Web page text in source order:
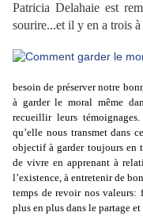
Patricia Delahaie est
sourire...et il y en a trois à
besoin de préserver notre
à garder le moral même
recueillir leurs
qu’elle nous transmet dans
objectif à garder toujours en
de vivre en apprenant à
l’existence, à entretenir de
temps de revoir nos valeurs:
plus en plus dans le partage